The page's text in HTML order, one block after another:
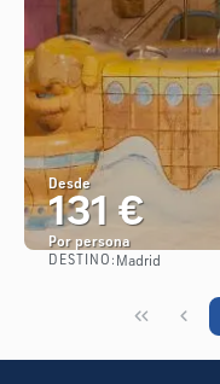
Desde
131 €
Por persona
DESTINO: Madrid